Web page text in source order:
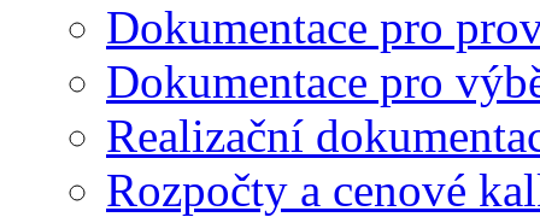
Dokumentace pro
Dokumentace pro
Realizační
Rozpočty a cenové